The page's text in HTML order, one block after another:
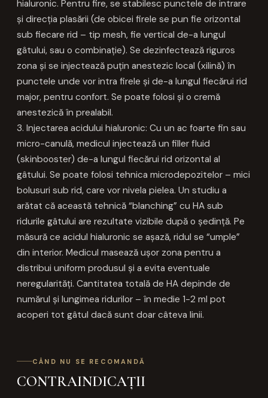
hialuronic. Pentru fire, se stabilesc punctele de intrare
și direcția plasării (de obicei firele se pun fie orizontal
sub fiecare rid – tip mesh, fie vertical de-a lungul
gâtului, sau o combinație). Se dezinfectează riguros
zona și se injectează puțin anestezic local (xilină) în
punctele unde vor intra firele și de-a lungul fiecărui rid
major, pentru confort. Se poate folosi și o cremă
anestezică în prealabil.
3. Injectarea acidului hialuronic: Cu un ac foarte fin sau
micro-canulă, medicul injectează un filler fluid
(skinbooster) de-a lungul fiecărui rid orizontal al
gâtului. Se poate folosi tehnica microdepozitelor – mici
bolusuri sub rid, care vor nivela pielea. Un studiu a
arătat că această tehnică “blanching” cu HA sub
ridurile gâtului are rezultate vizibile după o ședință. Pe
măsură ce acidul hialuronic se așază, ridul se “umple”
din interior. Medicul masează ușor zona pentru a
distribui uniform produsul și a evita eventuale
neregularități. Cantitatea totală de HA depinde de
numărul și lungimea ridurilor – în medie 1-2 ml pot
acoperi tot gâtul dacă sunt doar câteva linii.
CÂND NU SE RECOMANDĂ
CONTRAINDICAȚII